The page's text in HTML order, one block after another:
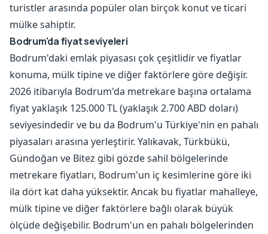
turistler arasında popüler olan birçok konut ve ticari
mülke sahiptir.
Bodrum'da fiyat seviyeleri
Bodrum'daki emlak piyasası çok çeşitlidir ve fiyatlar
konuma, mülk tipine ve diğer faktörlere göre değişir.
2026 itibarıyla Bodrum'da metrekare başına ortalama
fiyat yaklaşık 125.000 TL (yaklaşık 2.700 ABD doları)
seviyesindedir ve bu da Bodrum'u Türkiye'nin en pahalı
piyasaları arasına yerleştirir. Yalıkavak, Türkbükü,
Gündoğan ve Bitez gibi gözde sahil bölgelerinde
metrekare fiyatları, Bodrum'un iç kesimlerine göre iki
ila dört kat daha yüksektir. Ancak bu fiyatlar mahalleye,
mülk tipine ve diğer faktörlere bağlı olarak büyük
ölçüde değişebilir. Bodrum'un en pahalı bölgelerinden